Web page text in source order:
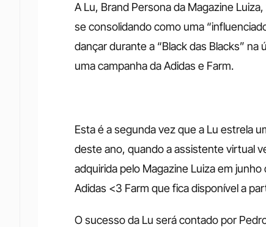
A Lu, Brand Persona da Magazine
se consolidando como uma
dançar durante a “Black das Blacks”
uma campanha da Adidas e Farm.
Esta é a segunda vez que a Lu estrela
deste ano, quando a assistente virtual
adquirida pelo Magazine Luiza em
Adidas <3 Farm que fica disponível a
O sucesso da Lu será contado por